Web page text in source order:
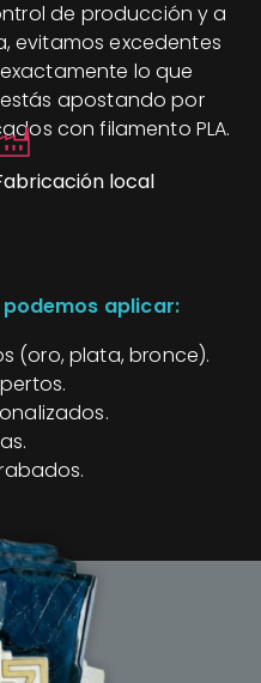
de producción y a
evitamos excedentes
lo que
apostando por
con filamento PLA.
local
aplicar:
(oro, plata, bronce).